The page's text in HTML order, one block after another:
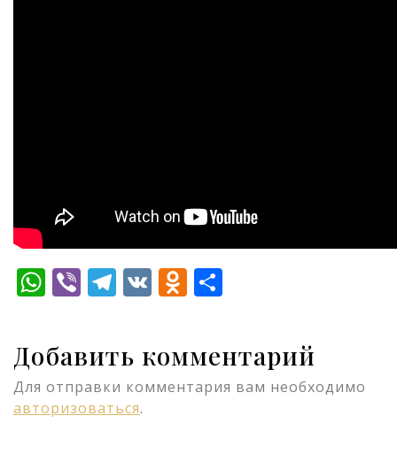
WhatsApp
ViberTelegram
VKOdnoklassniki
Добавить комментарий
Для отправки комментария вам необходимо
авторизоваться.